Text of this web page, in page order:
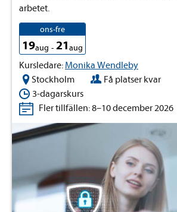
arbetet.
ons-fre
19aug - 21aug
Kursledare: Monika Wendleby
Stockholm
Få platser kvar
3-dagarskurs
Fler tillfällen: 8–10 december 2026